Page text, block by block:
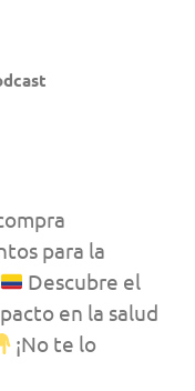
para la
Descubre el
en la salud
¡No te lo